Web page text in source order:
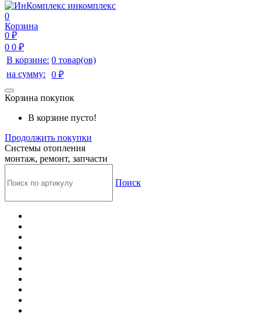
инкомплекс
0
Корзина
0 ₽
0 0 ₽
В корзине: 0 товар(ов)
на сумму:
0 ₽
Корзина покупок
В корзине пусто!
Продолжить покупки
Системы отопления
монтаж, ремонт, запчасти
Поиск